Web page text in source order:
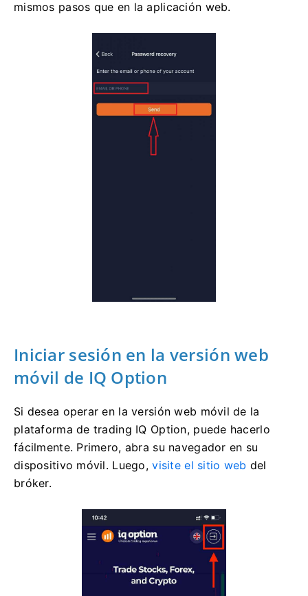
mismos pasos que en la aplicación web.
Iniciar sesión en la versión web
móvil de IQ Option
Si desea operar en la versión web móvil de la
plataforma de trading IQ Option, puede hacerlo
fácilmente. Primero, abra su navegador en su
dispositivo móvil. Luego,visite el sitio web del
bróker.